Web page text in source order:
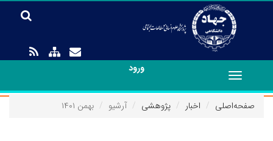
ورود
Toggle
navigation
صفحه‌اصلی
اخبار پژوهشی آرشیو بهمن ۱۴۰۱